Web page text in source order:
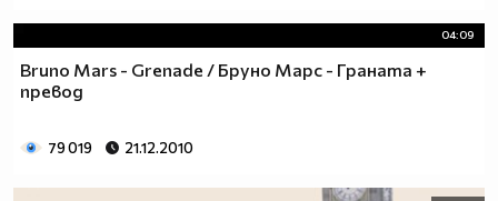
04:09
Bruno Mars - Grenade / Бруно Марс - Граната +
превод
79 019 21.12.2010